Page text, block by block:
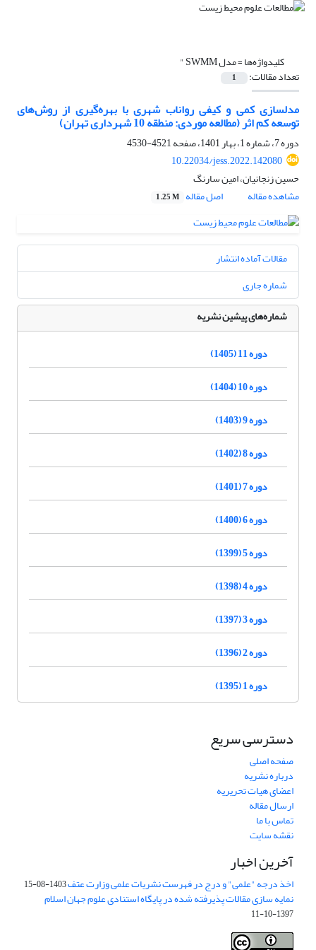
کلیدواژه‌ها =مدل SWMM "
تعداد مقالات: 1
مدلسازی کمی و کیفی رواناب شهری با بهره‌گیری از روش‌های
توسعه کم اثر (مطالعه موردی: منطقه 10 شهرداری تهران)
دوره 7، شماره 1، بهار 1401، صفحه
4521-4530
10.22034/jess.2022.142080
حسین زنجانیان، امین سارنگ
مشاهده مقاله
اصل مقاله 1.25 M
مقالات آماده انتشار
شماره جاری
شماره‌های پیشین نشریه
دوره 11 (1405)
دوره 10 (1404)
دوره 9 (1403)
دوره 8 (1402)
دوره 7 (1401)
دوره 6 (1400)
دوره 5 (1399)
دوره 4 (1398)
دوره 3 (1397)
دوره 2 (1396)
دوره 1 (1395)
دسترسی سریع
صفحه اصلی
درباره نشریه
اعضای هیات تحریریه
ارسال مقاله
تماس با ما
نقشه سایت
آخرین اخبار
اخذ درجه "علمی" و درج در فهرست نشریات علمی وزارت عتف1403-08-15
نمایه سازی مقالات پذیرفته شده در پایگاه استنادی علوم جهان اسلام
1397-10-11